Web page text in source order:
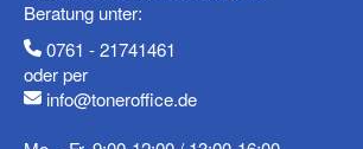
Beratung unter:
0761 - 21741461
oder per
info@toneroffice.de